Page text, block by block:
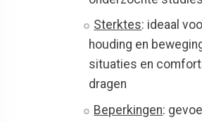
Sterktes: ideaal
houding en
situaties en
dragen
Beperkingen: